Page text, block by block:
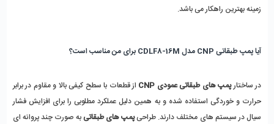
زمینه بهترین راهکار می باشد.
آیا پمپ طبقاتی CNP مدل CDLF8-16M برای من مناسب است؟
در ساختار پمپ های طبقاتی عمودی CNP
سیال در سیستم های مختلف دارند. طراحی پمپ های طبقاتی